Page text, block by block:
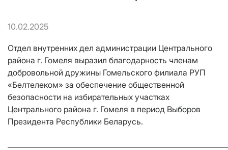
10.02.2025
Отдел внутренних дел администрации Центрального
района г. Гомеля выразил благодарность членам
добровольной дружины Гомельского филиала РУП
«Белтелеком» за обеспечение общественной
безопасности на избирательных участках
Центрального района г. Гомеля в период Выборов
Президента Республики Беларусь.